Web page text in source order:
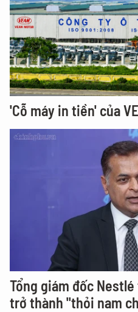
'Cỗ máy in tiền' của
Tổng giám đốc
trở thành "thỏi nam